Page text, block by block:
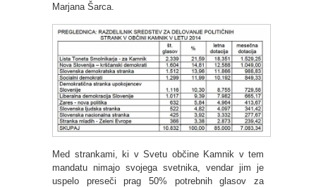
Marjana Šarca.
Med strankami, ki v Svetu občine Kamnik v tem
mandatu nimajo svojega svetnika, vendar jim je
uspelo preseči prag 50% potrebnih glasov za